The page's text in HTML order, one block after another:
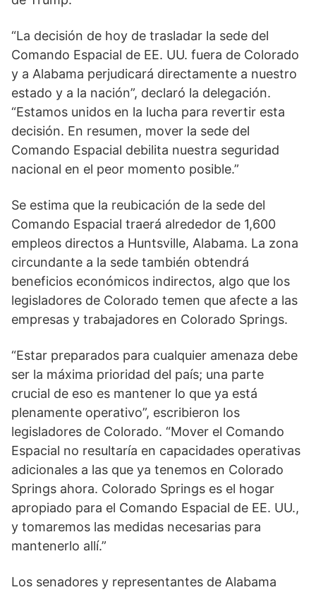
“La decisión de hoy de trasladar la sede del
Comando Espacial de EE. UU. fuera de Colorado
y a Alabama perjudicará directamente a nuestro
estado y a la nación”, declaró la delegación.
“Estamos unidos en la lucha para revertir esta
decisión. En resumen, mover la sede del
Comando Espacial debilita nuestra seguridad
nacional en el peor momento posible.”
Se estima que la reubicación de la sede del
Comando Espacial traerá alrededor de 1,600
empleos directos a Huntsville, Alabama. La zona
circundante a la sede también obtendrá
beneficios económicos indirectos, algo que los
legisladores de Colorado temen que afecte a las
empresas y trabajadores en Colorado Springs.
“Estar preparados para cualquier amenaza debe
ser la máxima prioridad del país; una parte
crucial de eso es mantener lo que ya está
plenamente operativo”, escribieron los
legisladores de Colorado. “Mover el Comando
Espacial no resultaría en capacidades operativas
adicionales a las que ya tenemos en Colorado
Springs ahora. Colorado Springs es el hogar
apropiado para el Comando Espacial de EE. UU.,
y tomaremos las medidas necesarias para
mantenerlo allí.”
Los senadores y representantes de Alabama